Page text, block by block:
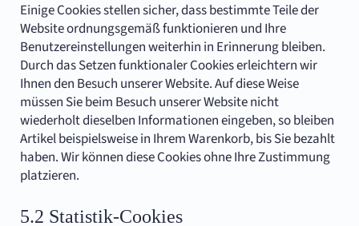
Einige Cookies stellen sicher, dass bestimmte Teile der
Website ordnungsgemäß funktionieren und Ihre
Benutzereinstellungen weiterhin in Erinnerung bleiben.
Durch das Setzen funktionaler Cookies erleichtern wir
Ihnen den Besuch unserer Website. Auf diese Weise
müssen Sie beim Besuch unserer Website nicht
wiederholt dieselben Informationen eingeben, so bleiben
Artikel beispielsweise in Ihrem Warenkorb, bis Sie bezahlt
haben. Wir können diese Cookies ohne Ihre Zustimmung
platzieren.
5.2 Statistik-Cookies